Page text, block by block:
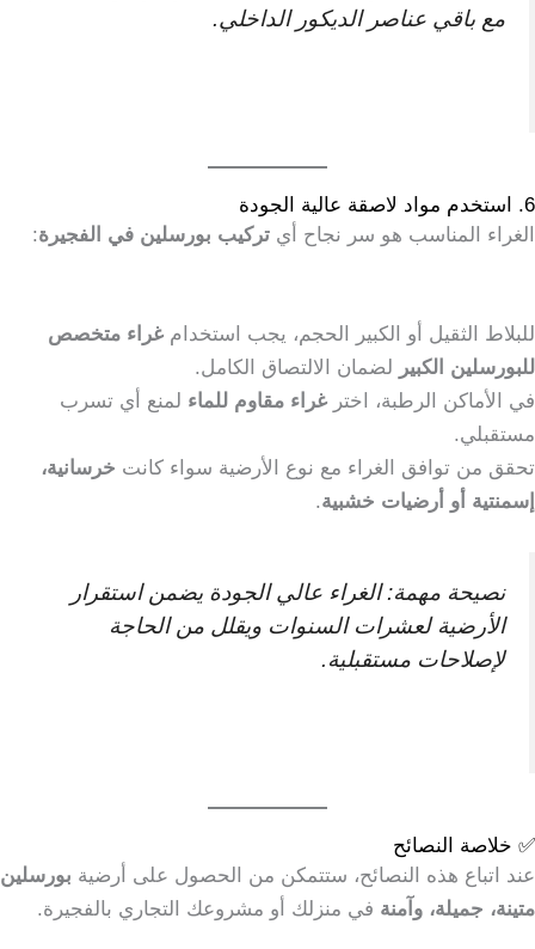
مع باقي عناصر الديكور الداخلي.
6. استخدم مواد لاصقة عالية الجودة
الغراء المناسب هو سر نجاح أي تركيب بورسلين في الفجيرة:
للبلاط الثقيل أو الكبير الحجم، يجب استخدام غراء متخصص
للبورسلين الكبير لضمان الالتصاق الكامل.
في الأماكن الرطبة، اختر غراء مقاوم للماء لمنع أي تسرب
مستقبلي.
تحقق من توافق الغراء مع نوع الأرضية سواء كانت خرسانية،
إسمنتية أو أرضيات خشبية.
نصيحة مهمة: الغراء عالي الجودة يضمن استقرار
الأرضية لعشرات السنوات ويقلل من الحاجة
لإصلاحات مستقبلية.
✅ خلاصة النصائح
عند اتباع هذه النصائح، ستتمكن من الحصول على أرضية بورسلين
متينة، جميلة، وآمنة في منزلك أو مشروعك التجاري بالفجيرة.